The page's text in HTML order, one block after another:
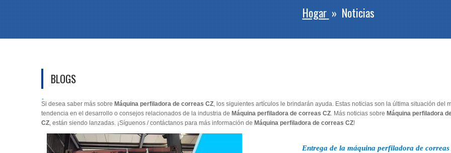
Hogar » Noticias
BLOGS
Si desea saber más sobre Máquina perfiladora de correas CZ, los siguientes artículos le brindarán ayuda. Estas noticias son la última situación del
tendencia en el desarrollo o consejos relacionados de la industria de Máquina perfiladora de correas CZ. Más noticias sobre Máquina perfiladora
CZ, están siendo lanzadas. ¡Síguenos / contáctanos para más información de Máquina perfiladora de correas CZ!